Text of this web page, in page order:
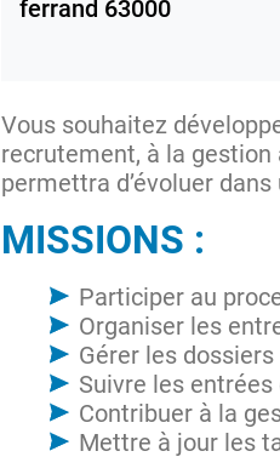
ferrand 63000
Vous souhaitez
recrutement, à la
permettra d’évoluer
MISSIONS :
Participer au
Organiser les
Gérer les
Suivre les
Contribuer à la
Mettre à jour les